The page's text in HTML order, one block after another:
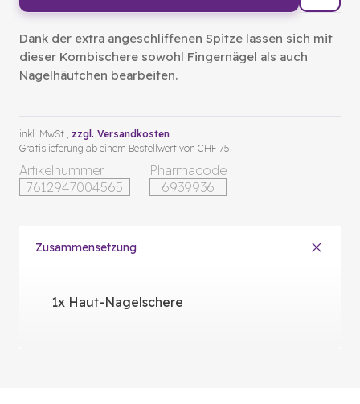
Dank der extra angeschliffenen Spitze lassen sich mit
dieser Kombischere sowohl Fingernägel als auch
Nagelhäutchen bearbeiten.
Artikelnummer
7612947004565
Pharmacode
6939936
inkl. MwSt., zzgl. Versandkosten
Gratislieferung ab einem Bestellwert von CHF 75.-
Zusammensetzung
1x Haut-Nagelschere